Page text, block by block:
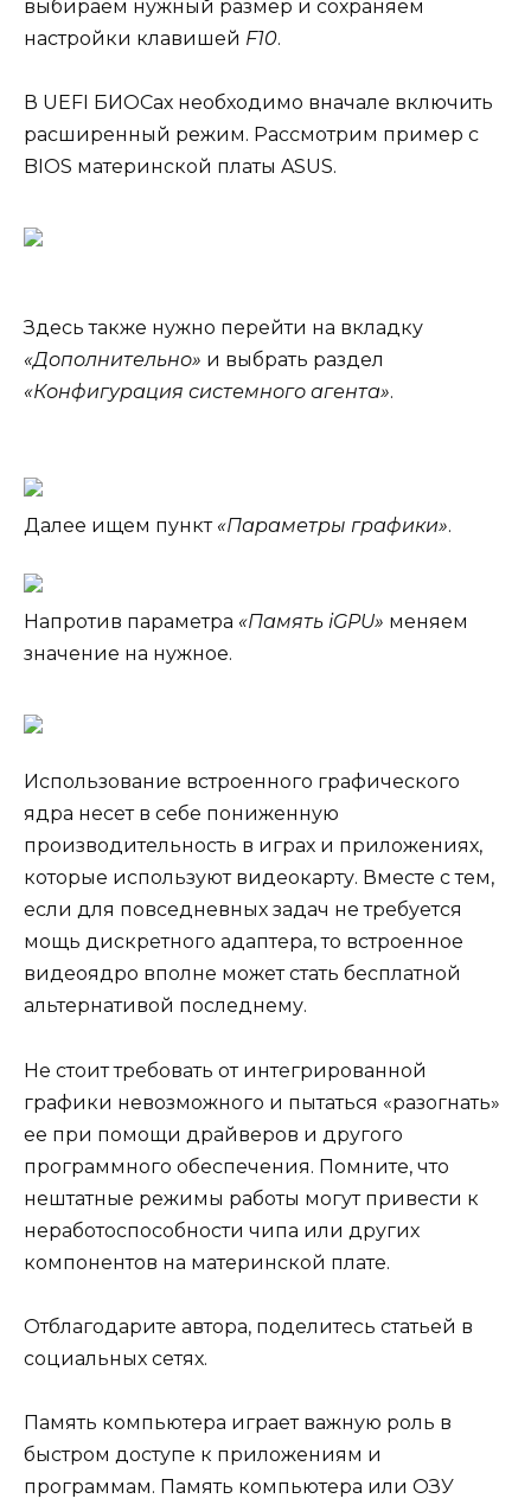
выбираем нужный размер и сохраняем
настройки клавишей F10.
В UEFI БИОСах необходимо вначале включить
расширенный режим. Рассмотрим пример с
BIOS материнской платы ASUS.
Здесь также нужно перейти на вкладку
«Дополнительно» и выбрать раздел
«Конфигурация системного агента».
Далее ищем пункт «Параметры графики».
Напротив параметра «Память iGPU» меняем
значение на нужное.
Использование встроенного графического
ядра несет в себе пониженную
производительность в играх и приложениях,
которые используют видеокарту. Вместе с тем,
если для повседневных задач не требуется
мощь дискретного адаптера, то встроенное
видеоядро вполне может стать бесплатной
альтернативой последнему.
Не стоит требовать от интегрированной
графики невозможного и пытаться «разогнать»
ее при помощи драйверов и другого
программного обеспечения. Помните, что
нештатные режимы работы могут привести к
неработоспособности чипа или других
компонентов на материнской плате.
Отблагодарите автора, поделитесь статьей в
социальных сетях.
Память компьютера играет важную роль в
быстром доступе к приложениям и
программам. Память компьютера или ОЗУ